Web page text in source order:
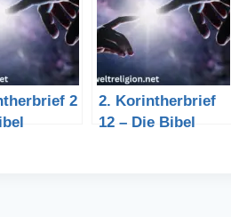
2
2. Korintherbrief
12 – Die Bibel